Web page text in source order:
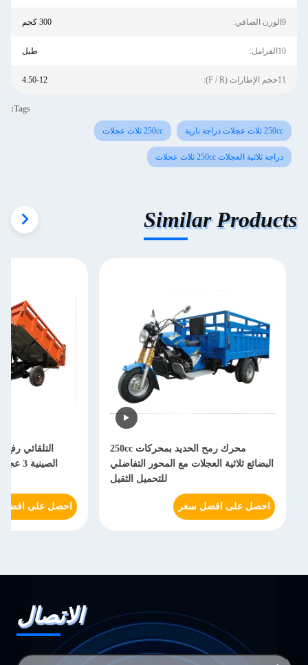
9الوزن الصافي: 300 كجم
10الفرامل: طبل
11حجم الإطارات (F / R): 4.50-12
Tags:
250cc ثلاث عجلات دراجة نارية 250cc ثلاث عجلات
دراجة ثلاثية العجلات 250cc ثلاث عجلات
Similar Products
محرك رمح الحديد بمحركات 250cc
البضائع ثلاثية العجلات مع المحور التفاضلي
للتحميل الثقيل
احصل على افضل سعر احصل على
الاتصال